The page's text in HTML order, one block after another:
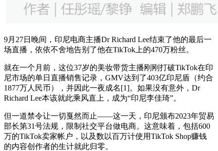
9月27日晚间，印尼电商主播Dr Richard Lee结束了他的最后一
场直播，依依不舍地告别了他在TikTok上的470万粉丝。
就在一个月前，这位37岁的美妆带货主播刚刚打破TikTok在印
尼市场的单日直播销售记录，GMV达到了403亿印尼盾（约合
1877万人民币），并因此一夜成名[1]。如果没有意外，Dr
Richard Lee本该就此乘风直上，成为“印尼李佳琦”。
但一道禁令让一切戛然而止——这一天，印尼颁布2023年贸易
部长第31号法规，限制社交平台做电商。这意味着，包括600
万的TikTok卖家帐户，以及数以百万计使用TikTok Shop赚钱
的内容创作者的生计就此归零。